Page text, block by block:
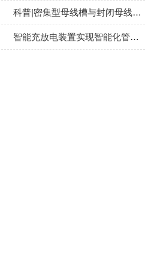
科普|密集型母线槽与封闭母线槽的特点说明
智能充放电装置实现智能化管理和控制蓄电池的充放电过程